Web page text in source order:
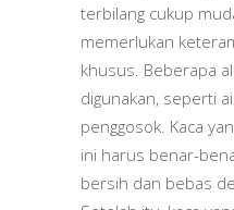
terbilang cukup
memerlukan
khusus. Beberapa
digunakan, seperti
penggosok. Kaca
ini harus benar-
bersih dan bebas